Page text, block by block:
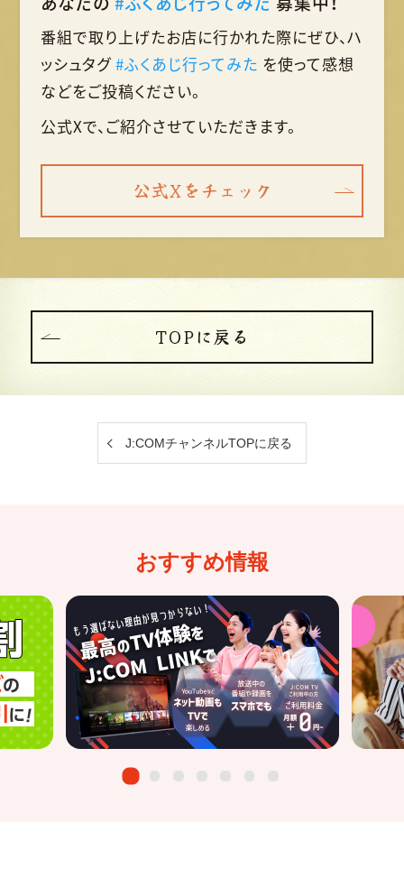
番組で取り上げたお店に行かれた際にぜひ、ハ
ッシュタグ #ふくあじ行ってみた を使って感想
などをご投稿ください。
公式Xで、ご紹介させていただきます。
公式Xをチェック
TOPに戻る
J:COMチャンネルTOPに戻る
おすすめ情報